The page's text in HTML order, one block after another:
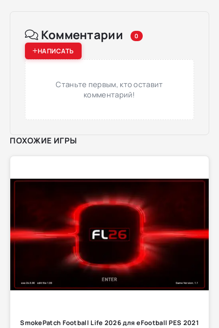
Комментарии 0
НАПИСАТЬ
Станьте первым, кто оставит
комментарий!
ПОХОЖИЕ ИГРЫ
SmokePatch Football Life 2026 для eFootball PES 2021